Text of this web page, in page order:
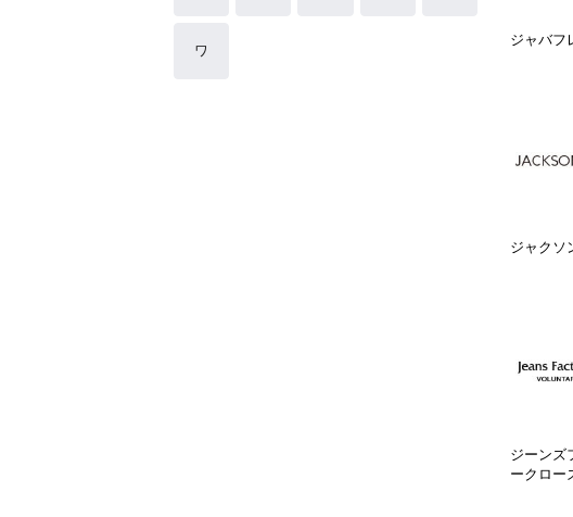
ワ
ジャバフ
ジャクソ
ジーンズ
ークロー